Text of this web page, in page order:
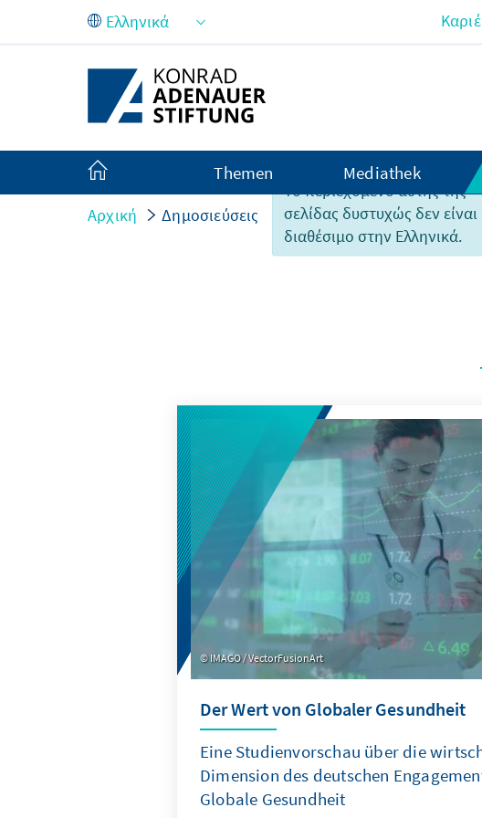
Skip to Main Content
Το περιεχόμενο αυτής της
σελίδας δυστυχώς δεν είναι
διαθέσιμο στην Ελληνικά.
Themen Mediathek
Αρχική Δημοσιεύσεις
IMAGO / VectorFusionArt
Der Wert von Globaler Gesundheit
Eine Studienvorschau über die
Dimension des deutschen
Globale Gesundheit